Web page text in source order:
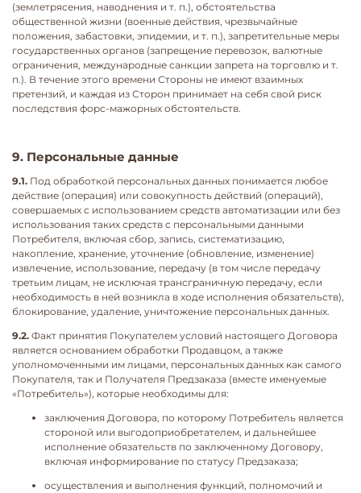
(землетрясения, наводнения и т. п.), обстоятельства
общественной жизни (военные действия, чрезвычайные
положения, забастовки, эпидемии, и т. п.), запретительные меры
государственных органов (запрещение перевозок, валютные
ограничения, международные санкции запрета на торговлю и т.
п.). В течение этого времени Стороны не имеют взаимных
претензий, и каждая из Сторон принимает на себя свой риск
последствия форс-мажорных обстоятельств.
9. Персональные данные
9.1. Под обработкой персональных данных понимается любое
действие (операция) или совокупность действий (операций),
совершаемых с использованием средств автоматизации или без
использования таких средств с персональными данными
Потребителя, включая сбор, запись, систематизацию,
накопление, хранение, уточнение (обновление, изменение)
извлечение, использование, передачу (в том числе передачу
третьим лицам, не исключая трансграничную передачу, если
необходимость в ней возникла в ходе исполнения обязательств),
блокирование, удаление, уничтожение персональных данных.
9.2. Факт принятия Покупателем условий настоящего Договора
является основанием обработки Продавцом, а также
уполномоченными им лицами, персональных данных как самого
Покупателя, так и Получателя Предзаказа (вместе именуемые
«Потребитель»), которые необходимы для:
заключения Договора, по которому Потребитель является
стороной или выгодоприобретателем, и дальнейшее
исполнение обязательств по заключенному Договору,
включая информирование по статусу Предзаказа;
осуществления и выполнения функций, полномочий и